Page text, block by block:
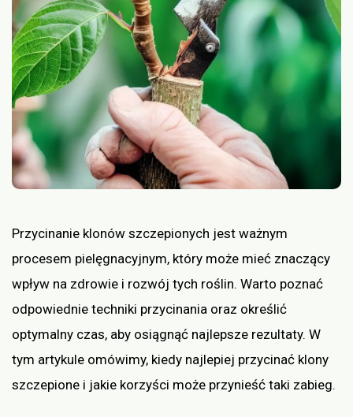
Przycinanie klonów szczepionych jest ważnym
procesem pielęgnacyjnym, który może mieć znaczący
wpływ na zdrowie i rozwój tych roślin. Warto poznać
odpowiednie techniki przycinania oraz określić
optymalny czas, aby osiągnąć najlepsze rezultaty. W
tym artykule omówimy, kiedy najlepiej przycinać klony
szczepione i jakie korzyści może przynieść taki zabieg.